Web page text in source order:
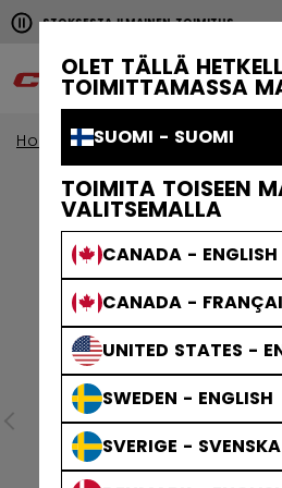
OLET TÄLLÄ
TOIMITTAMASSA
SUOMI - SUOMI
TOIMITA TOISEEN
VALITSEMALLA
CANADA - ENGLISH
CANADA -
UNITED STATES -
SWEDEN - ENGLISH
SVERIGE - SVENSKA
Pause the horizontal scroll
OSTOKSESTA ILMAINEN TOIMITUS
YLI 200€ OSTOKSESTA
Home Mailat näytä kaikki